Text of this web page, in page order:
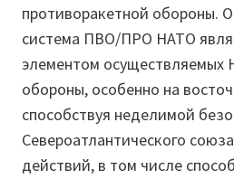
противоракетной обороны.
система ПВО/ПРО НАТО
элементом осуществляемых
обороны, особенно на
способствуя неделимой
Североатлантического
действий, в том числе